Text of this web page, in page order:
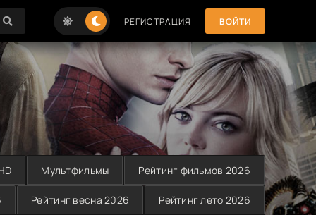
РЕГИСТРАЦИЯ ВОЙТИ
Мультфильмы Рейтинг фильмов 2026
Рейтинг весна 2026 Рейтинг лето 2026